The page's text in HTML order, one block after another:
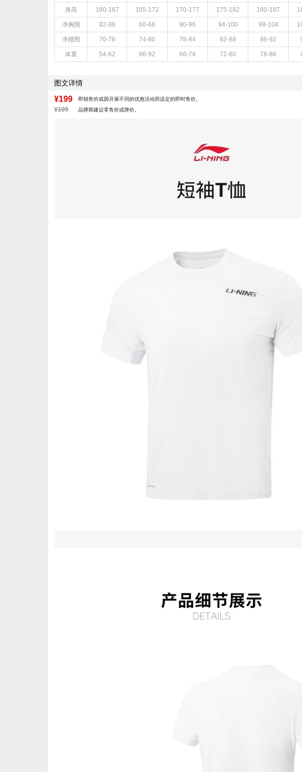
身高 160-167 165-172 170-177 175-182 180-187
净胸围 82-88 60-68 90-96 94-100 98-104
净腰围 70-76 74-80 78-84 82-88 86-92
体重 54-62 86-92 66-74 72-80 78-86
图文详情
¥199 即销售价或因开展不同的优惠活动而设定的即时售价。
¥199 品牌商建议零售价或牌价。